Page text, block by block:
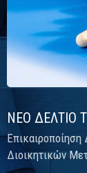
ΝΕΟ ΔΕΛΤΙΟ
Διοικητικών